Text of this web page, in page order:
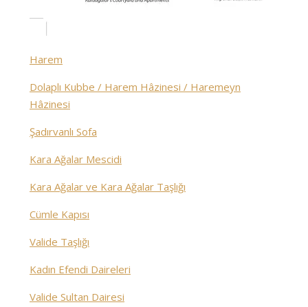
Harem
Dolaplı Kubbe / Harem Hâzinesi / Haremeyn
Hâzinesi
Şadırvanlı Sofa
Kara Ağalar Mescidi
Kara Ağalar ve Kara Ağalar Taşlığı
Cümle Kapısı
Valide Taşlığı
Kadın Efendi Daireleri
Valide Sultan Dairesi